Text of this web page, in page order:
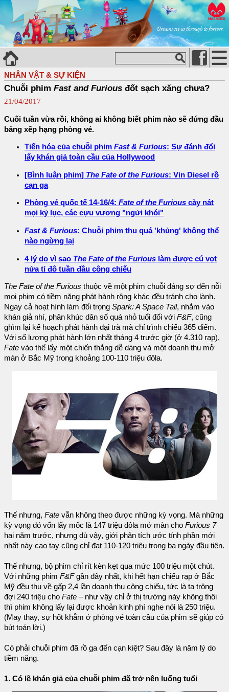
NHÂN VẬT & SỰ KIỆN
Chuỗi phim Fast and Furious đốt sạch xăng chưa?
21/04/2017
Cuối tuần vừa rồi, không ai không biết phim nào sẽ đứng đầu
bảng xếp hạng phòng vé.
Tiến hóa của chuỗi phim Fast & Furious: Sự đánh đổi
lấy khán giả toàn cầu của Hollywood
[Bình luận phim] The Fate of the Furious: Vin Diesel rồ
cạn ga
Phòng vé quốc tế 14-16/4: Fate of the Furious cày nát
mọi kỷ lục, các cựu vương "ngửi khói"
Fast & Furious: Chuỗi phim thu quá 'khủng' không thể
nào ngừng lại
4 lý do vì sao The Fate of the Furious làm được cú vọt
nửa tỉ đô tuần đầu công chiếu
The Fate of the Furious thuộc về một phim chuỗi đáng sợ đến nỗi
mọi phim có tiềm năng phát hành rộng khác đều tránh cho lành.
Ngay cả hoạt hình làm đối trọng Spark: A Space Tail, nhắm vào
khán giả nhí, phân khúc dân số quá nhỏ tuổi đối với F&F, cũng
ghìm lại kế hoạch phát hành đại trà mà chỉ trình chiếu 365 điểm.
Với số lượng phát hành lớn nhất tháng 4 trước giờ (ở 4.310 rạp),
Fate vào thế lấy một chiến thắng dễ dàng và một doanh thu mở
màn ở Bắc Mỹ trong khoảng 100-110 triệu đôla.
Thế nhưng, Fate vẫn không theo được những kỳ vọng. Mà những
kỳ vọng đó vốn lấy mốc là 147 triệu đôla mở màn cho Furious 7
hai năm trước, nhưng dù vậy, giới phân tích ước tính phần mới
nhất này cao tay cũng chỉ đạt 110-120 triệu trong ba ngày đầu tiên.
Thế nhưng, bộ phim chỉ rít kèn kẹt qua mức 100 triệu một chút.
Với những phim F&Fgần đây nhất, khi hết hạn chiếu rạp ở Bắc
Mỹ đều thu về gấp 2,4 lần doanh thu công chiếu, tức là ta trông
đợi 240 triệu cho Fate – như vậy chỉ ở thị trường này không thôi
thì phim không lấy lại được khoản kinh phí nghe nói là 250 triệu.
(May thay, sự hốt khẳm ở phòng vé toàn cầu của phim sẽ giúp có
bút toán lời.)
Có phải chuỗi phim đã rồ ga đến cạn kiệt? Sau đây là năm lý do
tiềm năng.
1. Có lẽ khán giả của chuỗi phim đã trở nên luống tuổi